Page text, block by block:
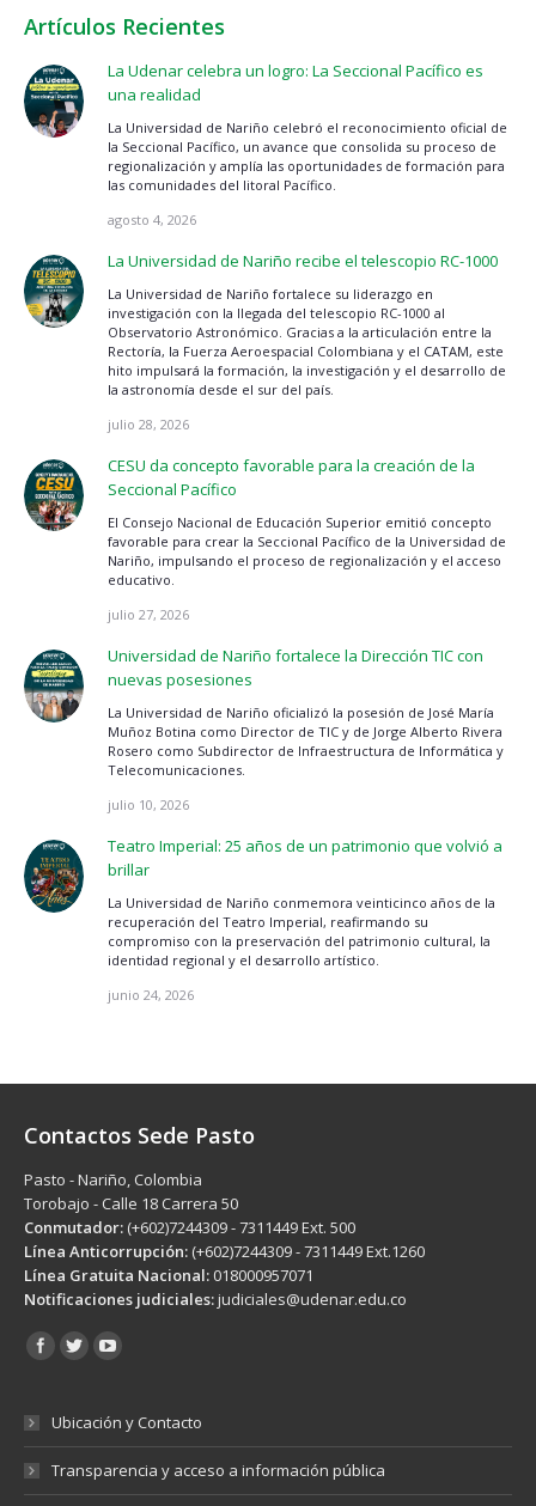
Artículos Recientes
La Udenar celebra un logro: La Seccional Pacífico es
una realidad
La Universidad de Nariño celebró el reconocimiento oficial de
la Seccional Pacífico, un avance que consolida su proceso de
regionalización y amplía las oportunidades de formación para
las comunidades del litoral Pacífico.
agosto 4, 2026
La Universidad de Nariño recibe el telescopio RC-1000
La Universidad de Nariño fortalece su liderazgo en
investigación con la llegada del telescopio RC-1000 al
Observatorio Astronómico. Gracias a la articulación entre la
Rectoría, la Fuerza Aeroespacial Colombiana y el CATAM, este
hito impulsará la formación, la investigación y el desarrollo de
la astronomía desde el sur del país.
julio 28, 2026
CESU da concepto favorable para la creación de la
Seccional Pacífico
El Consejo Nacional de Educación Superior emitió concepto
favorable para crear la Seccional Pacífico de la Universidad de
Nariño, impulsando el proceso de regionalización y el acceso
educativo.
julio 27, 2026
Universidad de Nariño fortalece la Dirección TIC con
nuevas posesiones
La Universidad de Nariño oficializó la posesión de José María
Muñoz Botina como Director de TIC y de Jorge Alberto Rivera
Rosero como Subdirector de Infraestructura de Informática y
Telecomunicaciones.
julio 10, 2026
Teatro Imperial: 25 años de un patrimonio que volvió a
brillar
La Universidad de Nariño conmemora veinticinco años de la
recuperación del Teatro Imperial, reafirmando su
compromiso con la preservación del patrimonio cultural, la
identidad regional y el desarrollo artístico.
junio 24, 2026
Contactos Sede Pasto
Pasto - Nariño, Colombia
Torobajo - Calle 18 Carrera 50
Conmutador: (+602)7244309 - 7311449 Ext. 500
Línea Anticorrupción: (+602)7244309 - 7311449 Ext.1260
Línea Gratuita Nacional: 018000957071
Notificaciones judiciales:judiciales@udenar.edu.co
Encuéntranos en:
Ubicación y Contacto
Transparencia y acceso a información pública